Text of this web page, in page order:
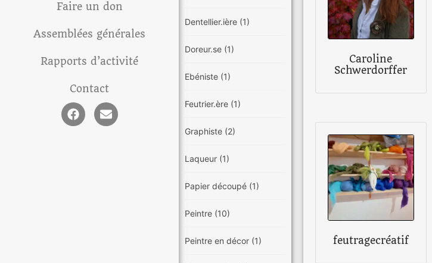
Faire un don
Assemblées générales
Rapports d’activité
Contact
Dentellier.ière (1)
Doreur.se (1)
Ebéniste (1)
Feutrier.ère (1)
Graphiste (2)
Laqueur (1)
Papier découpé (1)
Peintre (10)
Peintre en décor (1)
Caroline
Schwerdorffer
feutragecréatif